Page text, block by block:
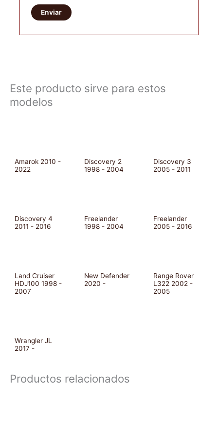
Este producto sirve para estos
modelos
Amarok 2010 -
2022
Discovery 2
1998 - 2004
Discovery 3
2005 - 2011
Discovery 4
2011 - 2016
Freelander
1998 - 2004
Freelander
2005 - 2016
Land Cruiser
HDJ100 1998 -
2007
New Defender
2020 -
Range Rover
L322 2002 -
2005
Wrangler JL
2017 -
Productos relacionados